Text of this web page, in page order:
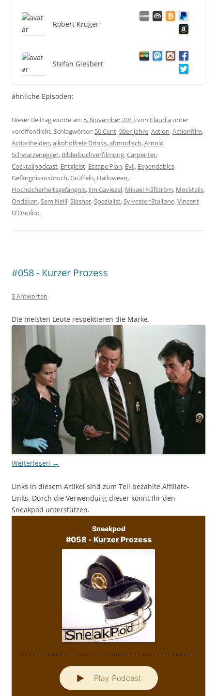
Robert Krüger
Stefan Giesbert
ähnliche Episoden:
Dieser Beitrag wurde am 5. November 2013von Claudia unter
veröffentlicht. Schlagwörter: 50 Cent,90er-Jahre,Action,Actionfilm,
Actionhelden,alkoholfreie Drinks,altmodisch,Arnold
Schwarzenegger, Bilderbuchverfilmung,Carpenter,
Cocktailpodcast, Entgleist, Escape Plan, Evil, Expendables,
Gefängnisausbruch,Grüffelo, Halloween,
Hochsicherheitsgefängnis, Jim Caviezel, Mikael Håfström, Mocktails,
Ondskan,Sam Neill,Slasher,Spezialist,Sylvester Stallone,Vincent
D'Onofrio.
#058 - Kurzer Prozess
3 Antworten
Die meisten Leute respektieren die Marke.
Weiterlesen →
Links in diesem Artikel sind zum Teil bezahlte Affiliate-
Links. Durch die Verwendung dieser könnt Ihr den
Sneakpod unterstützen.